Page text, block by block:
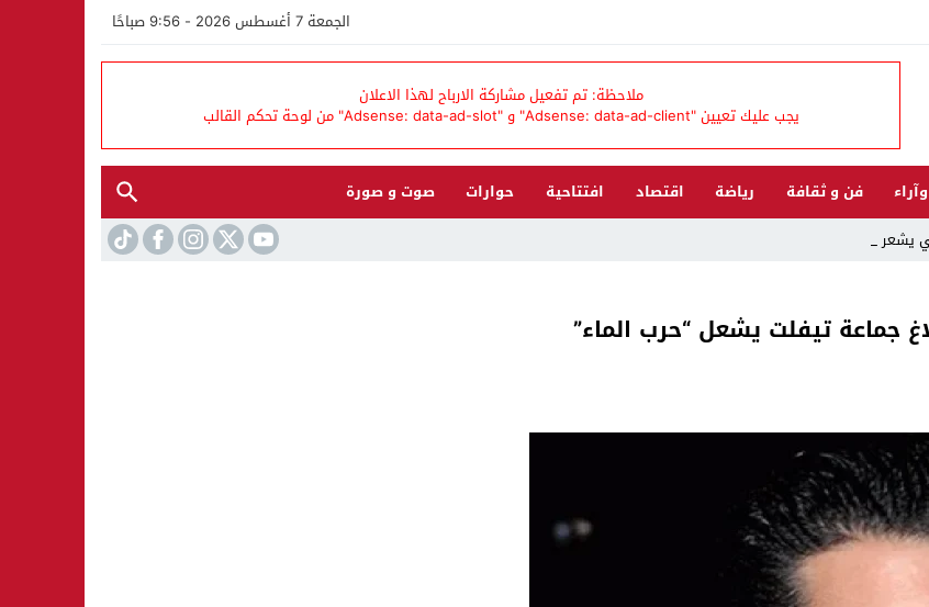
الجمعة 7 أغسطس 2026 - 9:56 صباحًا
ملاحظة: تم تفعيل مشاركة الارباح لهذا الاعلان
يجب عليك تعيين "Adsense: data-ad-client" و "Adsense: data-ad-slot" من لوحة تحكم القالب
فن و ثقافة رياضة اقتصاد افتتاحية حوارات
صوت و صورة
يشعر بها سكان _
جماعة تيفلت يشعل “حرب الماء”